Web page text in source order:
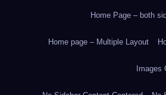
Home Page – both
Home page – Multiple Layout
Images